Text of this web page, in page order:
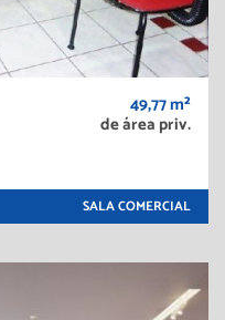
49,77 m²
de área priv.
SALA COMERCIAL